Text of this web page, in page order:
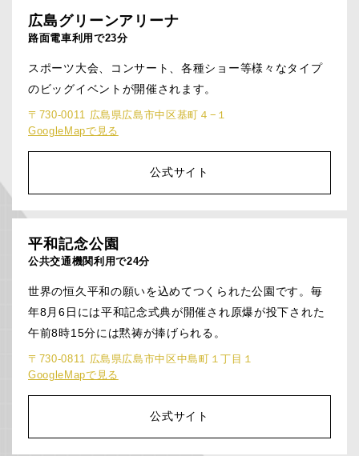
広島グリーンアリーナ
路面電車利用で23分
スポーツ大会、コンサート、各種ショー等様々なタイプ
のビッグイベントが開催されます。
〒730-0011 広島県広島市中区基町４−１
GoogleMapで見る
公式サイト
平和記念公園
公共交通機関利用で24分
世界の恒久平和の願いを込めてつくられた公園です。毎
年8月6日には平和記念式典が開催され原爆が投下された
午前8時15分には黙祷が捧げられる。
〒730-0811 広島県広島市中区中島町１丁目１
GoogleMapで見る
公式サイト